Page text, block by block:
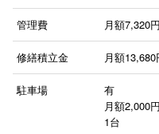
管理費 月額7,320円
修繕積立金 月額13,680
駐車場
有
月額2,000円
1台